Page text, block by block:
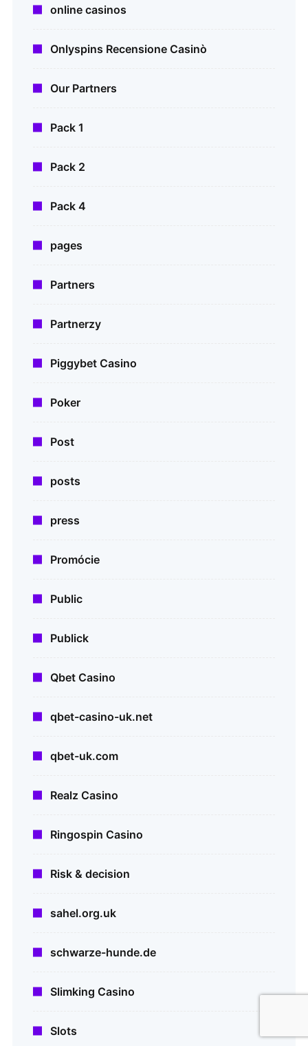
online casinos
Onlyspins Recensione Casinò
Our Partners
Pack 1
Pack 2
Pack 4
pages
Partners
Partnerzy
Piggybet Casino
Poker
Post
posts
press
Promócie
Public
Publick
Qbet Casino
qbet-casino-uk.net
qbet-uk.com
Realz Casino
Ringospin Casino
Risk & decision
sahel.org.uk
schwarze-hunde.de
Slimking Casino
Slots